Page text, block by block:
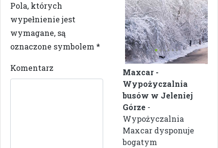
Pola, których
wypełnienie jest
wymagane, są
oznaczone symbolem *
Komentarz
Maxcar -
Wypożyczalnia
busów w Jeleniej
Górze -
Wypożyczalnia
Maxcar dysponuje
bogatym